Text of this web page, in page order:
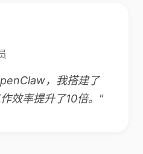
，我搭建了
效率提升了10倍。"